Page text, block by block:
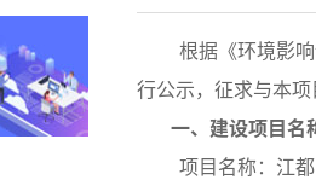
根据《环境影响
行公示，征求与本
一、建设项目名
项目名称：江都